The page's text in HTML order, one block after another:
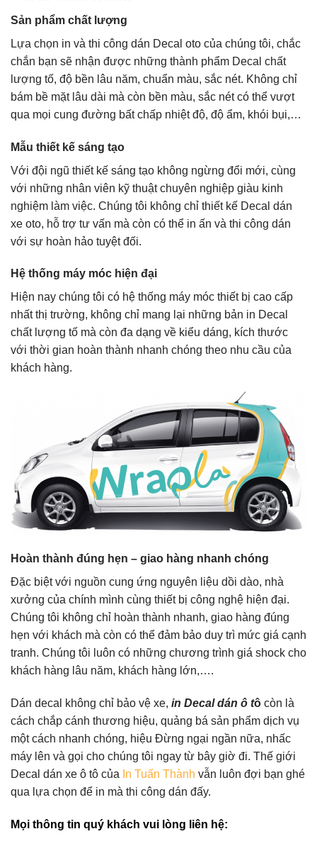
Sản phẩm chất lượng
Lựa chọn in và thi công dán Decal oto của chúng tôi, chắc
chắn bạn sẽ nhận được những thành phẩm Decal chất
lượng tố, độ bền lâu năm, chuẩn màu, sắc nét. Không chỉ
bám bề mặt lâu dài mà còn bền màu, sắc nét có thể vượt
qua mọi cung đường bất chấp nhiệt độ, độ ẩm, khói bụi,…
Mẫu thiết kế sáng tạo
Với đội ngũ thiết kế sáng tạo không ngừng đổi mới, cùng
với những nhân viên kỹ thuật chuyên nghiệp giàu kinh
nghiệm làm việc. Chúng tôi không chỉ thiết kế Decal dán
xe oto, hỗ trợ tư vấn mà còn có thể in ấn và thi công dán
với sự hoàn hảo tuyệt đối.
Hệ thống máy móc hiện đại
Hiện nay chúng tôi có hệ thống máy móc thiết bị cao cấp
nhất thị trường, không chỉ mang lại những bản in Decal
chất lượng tố mà còn đa dạng về kiểu dáng, kích thước
với thời gian hoàn thành nhanh chóng theo nhu cầu của
khách hàng.
Hoàn thành đúng hẹn – giao hàng nhanh chóng
Đặc biệt với nguồn cung ứng nguyên liệu dồi dào, nhà
xưởng của chính mình cùng thiết bị công nghệ hiện đại.
Chúng tôi không chỉ hoàn thành nhanh, giao hàng đúng
hẹn với khách mà còn có thể đảm bảo duy trì mức giá cạnh
tranh. Chúng tôi luôn có những chương trình giá shock cho
khách hàng lâu năm, khách hàng lớn,….
Dán decal không chỉ bảo vệ xe, in Decal dán ô tô còn là
cách chắp cánh thương hiệu, quảng bá sản phẩm dịch vụ
một cách nhanh chóng, hiệu Đừng ngại ngần nữa, nhấc
máy lên và gọi cho chúng tôi ngay từ bây giờ đi. Thế giới
Decal dán xe ô tô của In Tuấn Thành vẫn luôn đợi bạn ghé
qua lựa chọn để in mà thi công dán đấy.
Mọi thông tin quý khách vui lòng liên hệ: